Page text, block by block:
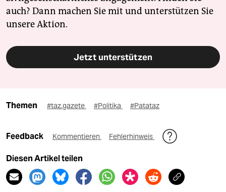
auch? Dann machen Sie mit und unterstützen Sie
unsere Aktion.
Jetzt unterstützen
Themen #taz.gazete #Politika #Patataz
Feedback Kommentieren Fehlerhinweis
Diesen Artikel teilen